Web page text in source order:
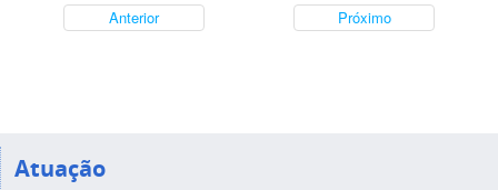
Anterior Próximo
Atuação